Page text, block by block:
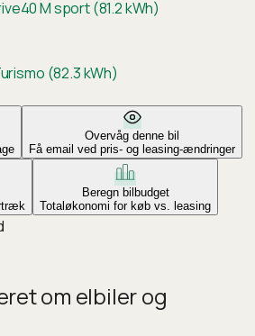
M sport (81.2 kWh)
(82.3 kWh)
Overvåg denne bil
Få email ved pris- og leasing-ændringer
Beregn bilbudget
Totaløkonomi for køb vs. leasing
om elbiler og